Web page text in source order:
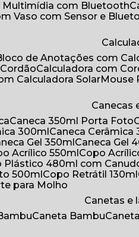
Multimídia com Bluetooth
Vaso com Sensor e
Bloco de Anotações com
Cordão Calculadora com
Calculadora Solar
Caneca 350ml Porta Foto
300ml Caneca Cerâmica
Gel 350ml Caneca Gel
Acrílico 550ml Copo
Plástico 480ml com
500ml Copo Retrátil 130ml
para Molho
Canetas
Caneta Bambu